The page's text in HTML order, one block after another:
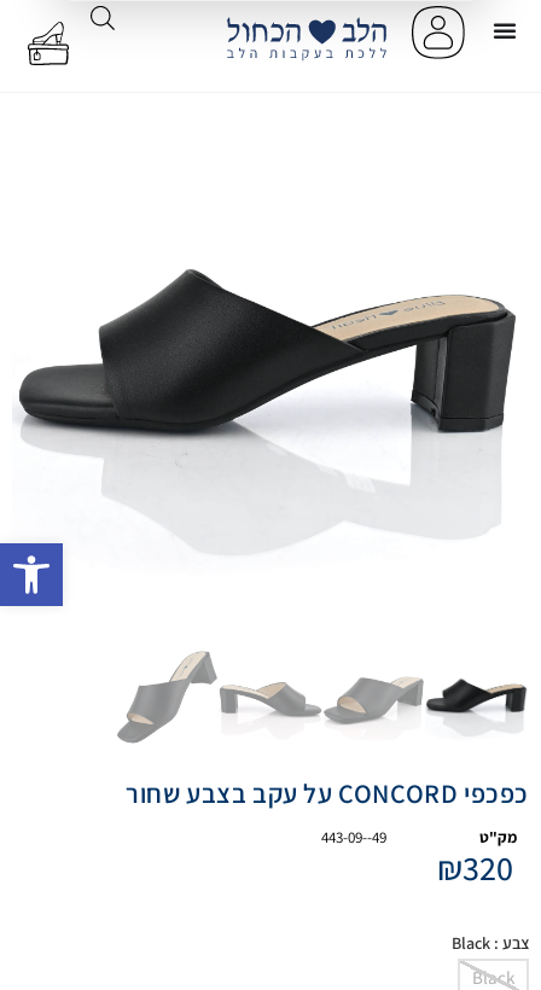
כפכפי CONCORD על עקב בצבע שחור
מק"ט 443-09--49
₪320
צבע : Black
Black